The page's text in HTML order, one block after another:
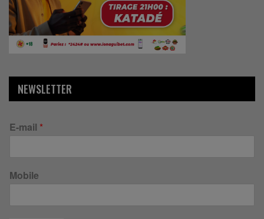
NEWSLETTER
E-mail *
Mobile